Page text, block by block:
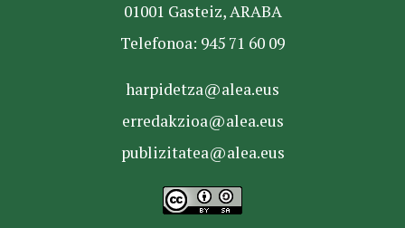
01001 Gasteiz, ARABA
Telefonoa: 945 71 60 09
harpidetza@alea.eus
erredakzioa@alea.eus
publizitatea@alea.eus